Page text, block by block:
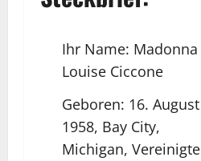
Ihr Name: Madonna
Louise Ciccone
Geboren: 16. August
1958, Bay City,
Michigan, Vereinigte